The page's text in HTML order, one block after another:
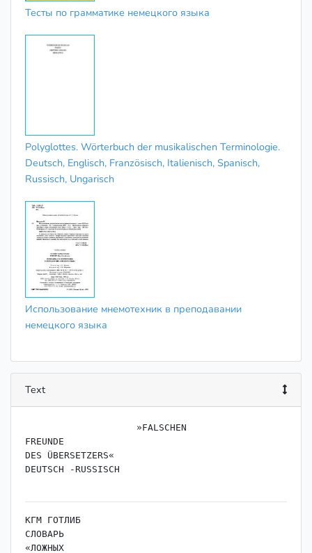
Тесты по грамматике немецкого языка
Polyglottes. Wörterbuch der musikalischen Terminologie.
Deutsch, Englisch, Französisch, Italienisch, Spanisch,
Russisch, Ungarisch
Использование мнемотехник в преподавании
немецкого языка
Text
FREUNDE
DES ÜBERSETZERS«
DEUTSCH -RUSSISCH
КГМ ГОТЛИБ
СЛОВАРЬ
«ЛОЖНЫХ